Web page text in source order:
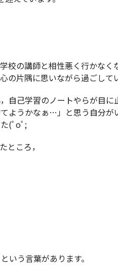
校の講師と相性悪く行かなく
の片隅に思いながら過ごして
自己学習のノートやらが目に
ようかなぁ…」と思う自分が
(ﾟoﾟ;
ところ，
いう言葉があります。